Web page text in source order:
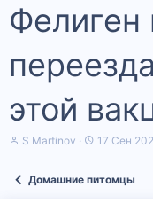
Фелиген
этой
А
S Martinov
Д
а
17 Сен
Домашние питомцы